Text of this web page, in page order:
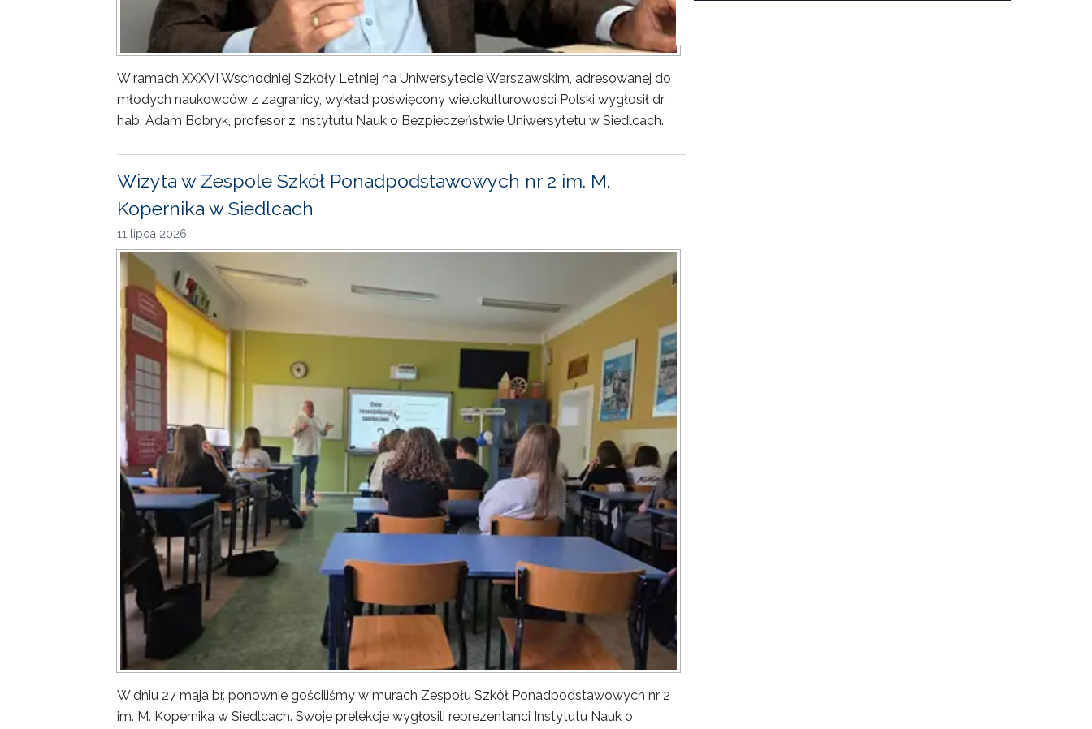
W ramach XXXVI Wschodniej Szkoły Letniej na Uniwersytecie Warszawskim, adresowanej do
młodych naukowców z zagranicy, wykład poświęcony wielokulturowości Polski wygłosił dr
hab. Adam Bobryk, profesor z Instytutu Nauk o Bezpieczeństwie Uniwersytetu w Siedlcach.
Wizyta w Zespole Szkół Ponadpodstawowych nr 2 im. M.
Kopernika w Siedlcach
11 lipca 2026
W dniu 27 maja br. ponownie gościliśmy w murach Zespołu Szkół Ponadpodstawowych nr 2
im. M. Kopernika w Siedlcach. Swoje prelekcje wygłosili reprezentanci Instytutu Nauk o